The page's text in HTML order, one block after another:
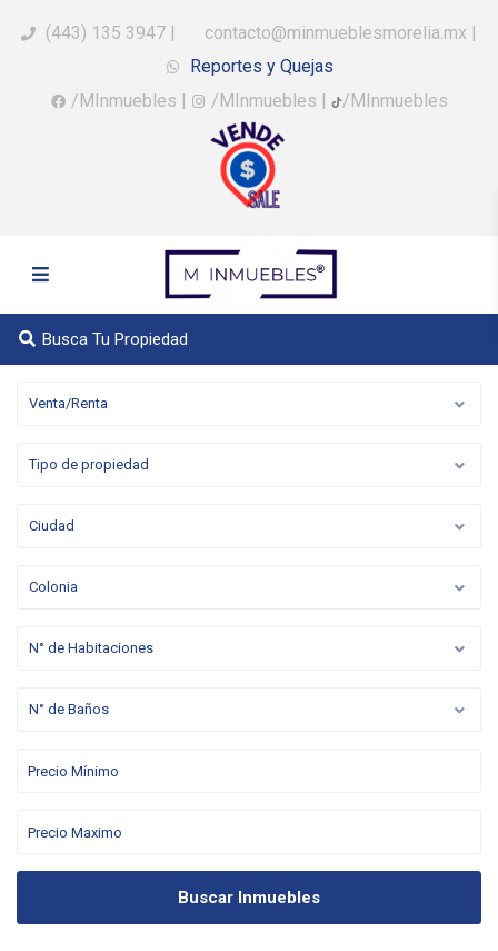
(443) 135 3947 | contacto@minmueblesmorelia.mx |
Reportes y Quejas
/MInmuebles | /MInmuebles | /MInmuebles
Busca Tu Propiedad
Venta/Renta
Tipo de propiedad
Ciudad
Colonia
N° de Habitaciones
N° de Baños
Buscar Inmuebles